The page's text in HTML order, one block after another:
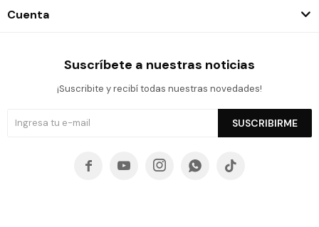
Cuenta
Suscríbete a nuestras noticias
¡Suscribite y recibí todas nuestras novedades!
SUSCRIBIRME
    